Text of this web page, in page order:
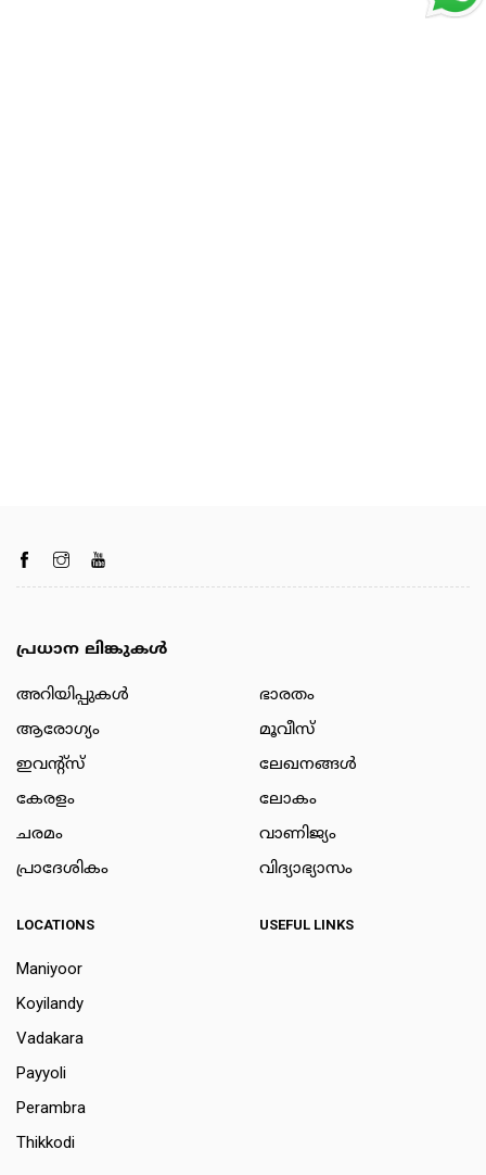
പ്രധാന ലിങ്കുകൾ
അറിയിപ്പുകള്‍
ആരോഗ്യം
ഇവന്റ്സ്
കേരളം
ചരമം
പ്രാദേശികം
ഭാരതം
മൂവീസ്
ലേഖനങ്ങള്‍
ലോകം
വാണിജ്യം
വിദ്യാഭ്യാസം
LOCATIONS
Maniyoor
Koyilandy
Vadakara
Payyoli
Perambra
Thikkodi
USEFUL LINKS